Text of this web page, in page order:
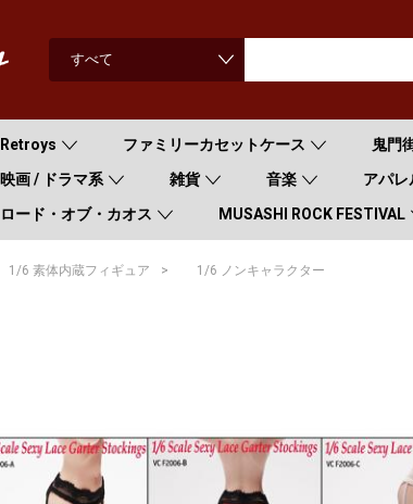
Retroys ファミリーカセットケース 鬼門
映画 / ドラマ系
雑貨 音楽 アパレ
ロード・オブ・カオス
MUSASHI ROCK FESTIVAL
1/6 素体内蔵フィギュア 1/6 ノンキャラクター